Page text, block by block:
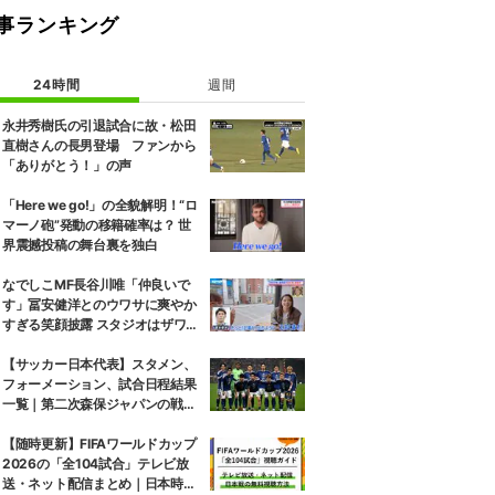
ランキング
24時間 週間
永井秀樹氏の引退試合に故・松田
直樹さんの長男登場 ファンから
「ありがとう！」の声
「Here we go!」の全貌解明！“ロ
マーノ砲”発動の移籍確率は？ 世
界震撼投稿の舞台裏を独白
なでしこMF長谷川唯「仲良いで
す」冨安健洋とのウワサに爽やか
すぎる笑顔披露 スタジオはザワザ
【サッカー日本代表】スタメン、
フォーメーション、試合日程結果
一覧｜第二次森保ジャパンの戦歴
【随時更新】FIFAワールドカップ
2026の「全104試合」テレビ放
送・ネット配信まとめ｜日本時間